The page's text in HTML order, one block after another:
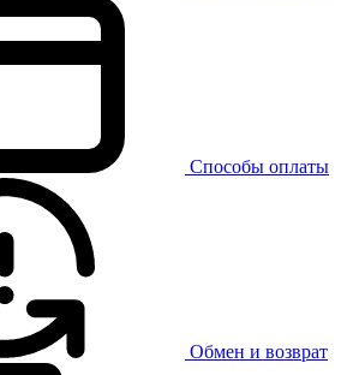
Способы оплаты
Обмен и возврат